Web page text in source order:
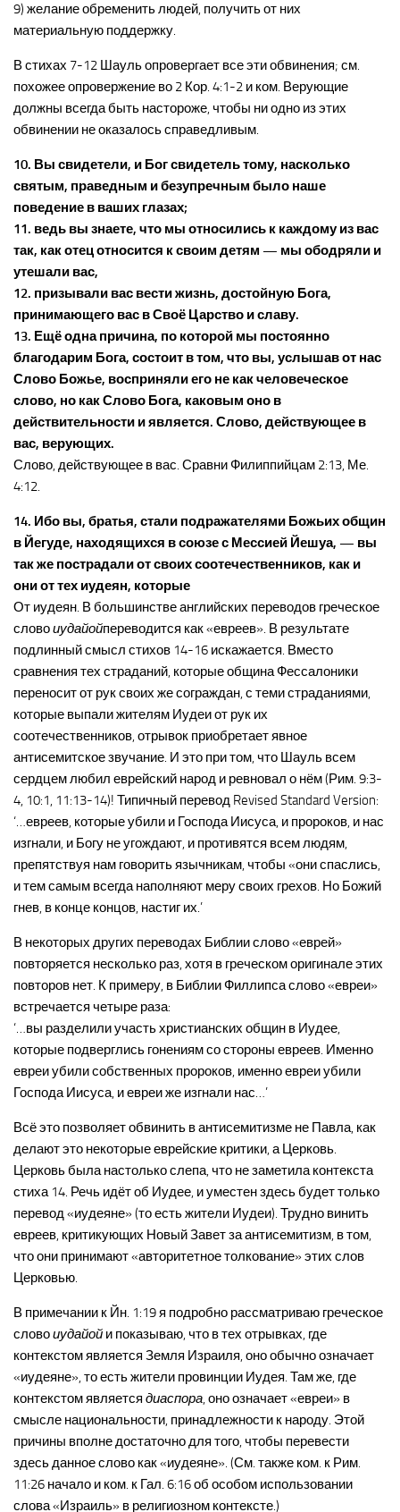
9) желание обременить людей, получить от них
материальную поддержку.
В стихах 7-12 Шауль опровергает все эти обвинения; см.
похожее опровержение во 2 Кор. 4:1-2 и ком. Верующие
должны всегда быть настороже, чтобы ни одно из этих
обвинении не оказалось справедливым.
10. Вы свидетели, и Бог свидетель тому, насколько
святым, праведным и безупречным было наше
поведение в ваших глазах;
11. ведь вы знаете, что мы относились к каждому из вас
так, как отец относится к своим детям — мы ободряли и
утешали вас,
12. призывали вас вести жизнь, достойную Бога,
принимающего вас в Своё Царство и славу.
13. Ещё одна причина, по которой мы постоянно
благодарим Бога, состоит в том, что вы, услышав от нас
Слово Божье, восприняли его не как человеческое
слово, но как Слово Бога, каковым оно в
действительности и является. Слово, действующее в
вас, верующих.
Слово, действующее в вас. Сравни Филиппийцам 2:13, Ме.
4:12.
14. Ибо вы, братья, стали подражателями Божьих общин
в Йегуде, находящихся в союзе с Мессией Йешуа, — вы
так же пострадали от своих соотечественников, как и
они от тех иудеян, которые
От иудеян. В большинстве английских переводов греческое
словоиудайойпереводится как «евреев». В результате
подлинный смысл стихов 14-16 искажается. Вместо
сравнения тех страданий, которые община Фессалоники
переносит от рук своих же сограждан, с теми страданиями,
которые выпали жителям Иудеи от рук их
соотечественников, отрывок приобретает явное
антисемитское звучание. И это при том, что Шауль всем
сердцем любил еврейский народ и ревновал о нём (Рим. 9:3-
4, 10:1, 11:13-14)! Типичный перевод Revised Standard Version:
‘…евреев, которые убили и Господа Иисуса, и пророков, и нас
изгнали, и Богу не угождают, и противятся всем людям,
препятствуя нам говорить язычникам, чтобы «они спаслись,
и тем самым всегда наполняют меру своих грехов. Но Божий
гнев, в конце концов, настиг их.’
В некоторых других переводах Библии слово «еврей»
повторяется несколько раз, хотя в греческом оригинале этих
повторов нет. К примеру, в Библии Филлипса слово «евреи»
встречается четыре раза:
‘…вы разделили участь христианских общин в Иудее,
которые подверглись гонениям со стороны евреев. Именно
евреи убили собственных пророков, именно евреи убили
Господа Иисуса, и евреи же изгнали нас…’
Всё это позволяет обвинить в антисемитизме не Павла, как
делают это некоторые еврейские критики, а Церковь.
Церковь была настолько слепа, что не заметила контекста
стиха 14. Речь идёт об Иудее, и уместен здесь будет только
перевод «иудеяне» (то есть жители Иудеи). Трудно винить
евреев, критикующих Новый Завет за антисемитизм, в том,
что они принимают «авторитетное толкование» этих слов
Церковью.
В примечании к Йн. 1:19 я подробно рассматриваю греческое
словоиудайой и показываю, что в тех отрывках, где
контекстом является Земля Израиля, оно обычно означает
«иудеяне», то есть жители провинции Иудея. Там же, где
контекстом является диаспора, оно означает «евреи» в
смысле национальности, принадлежности к народу. Этой
причины вполне достаточно для того, чтобы перевести
здесь данное слово как «иудеяне». (См. также ком. к Рим.
11:26 начало и ком. к Гал. 6:16 об особом использовании
слова «Израиль» в религиозном контексте.)